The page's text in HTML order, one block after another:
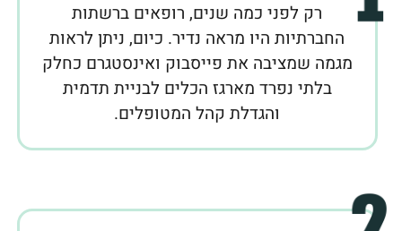
רק לפני כמה שנים, רופאים ברשתות
החברתיות היו מראה נדיר. כיום, ניתן לראות
מגמה שמציבה את פייסבוק ואינסטגרם כחלק
בלתי נפרד מארגז הכלים לבניית תדמית
והגדלת קהל המטופלים.